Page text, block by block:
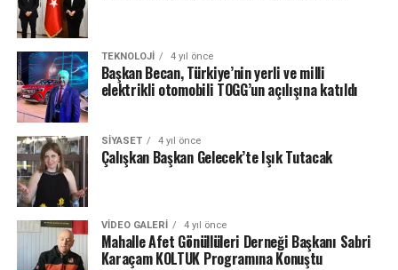
TEKNOLOJI 4 yıl önce
Başkan Becan, Türkiye’nin yerli ve milli
elektrikli otomobili TOGG’un açılışına katıldı
SIYASET 4 yıl önce
Çalışkan Başkan Gelecek’te Işık Tutacak
VIDEO GALERI 4 yıl önce
Mahalle Afet Gönüllüleri Derneği Başkanı Sabri
Karaçam KOLTUK Programına Konuştu